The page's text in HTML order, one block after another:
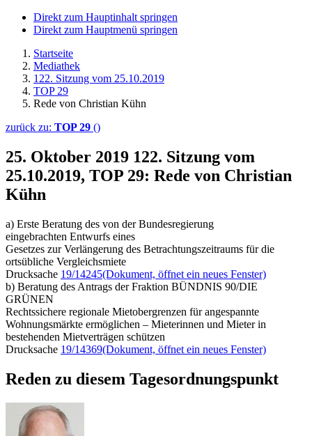
Direkt zum Hauptinhalt springen
Direkt zum Hauptmenü springen
Startseite
Mediathek
122. Sitzung vom 25.10.2019
TOP 29
Rede von Christian Kühn
zurück zu: TOP 29 ()
25. Oktober 2019 122. Sitzung vom
25.10.2019, TOP 29: Rede von Christian
Kühn
a) Erste Beratung des von der Bundesregierung
eingebrachten Entwurfs eines
Gesetzes zur Verlängerung des Betrachtungszeitraums für die
ortsübliche Vergleichsmiete
Drucksache 19/14245(Dokument, öffnet ein neues Fenster)
b) Beratung des Antrags der Fraktion BÜNDNIS 90/DIE
GRÜNEN
Rechtssichere regionale Mietobergrenzen für angespannte
Wohnungsmärkte ermöglichen – Mieterinnen und Mieter in
bestehenden Mietverträgen schützen
Drucksache 19/14369(Dokument, öffnet ein neues Fenster)
Reden zu diesem Tagesordnungspunkt